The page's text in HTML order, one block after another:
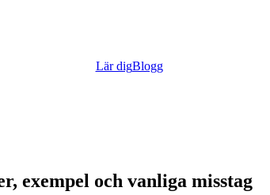
Lär digBlogg
exempel och vanliga misstag